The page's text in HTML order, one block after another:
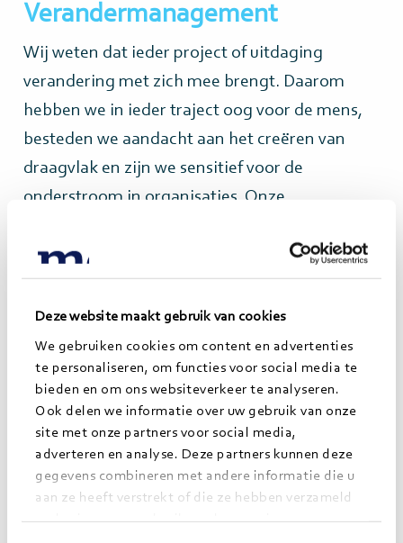
Deze website maakt gebruik van cookies
We gebruiken cookies om content en advertenties
te personaliseren, om functies voor social media te
bieden en om ons websiteverkeer te analyseren.
Ook delen we informatie over uw gebruik van onze
site met onze partners voor social media,
adverteren en analyse. Deze partners kunnen deze
gegevens combineren met andere informatie die u
aan ze heeft verstrekt of die ze hebben verzameld
op basis van uw gebruik van hun services.
Verandermanagement
Wij weten dat ieder project of uitdaging
verandering met zich mee brengt. Daarom
hebben we in ieder traject oog voor de mens,
besteden we aandacht aan het creëren van
draagvlak en zijn we sensitief voor de
onderstroom in organisaties. Onze
combineren wij met ervaringen uit de praktijk
van zorg, onderwijs en overheid.